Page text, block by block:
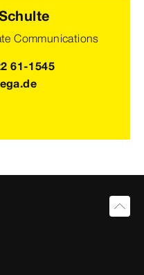
Communications
61-1545